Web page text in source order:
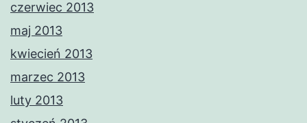
czerwiec 2013
maj 2013
kwiecień 2013
marzec 2013
luty 2013